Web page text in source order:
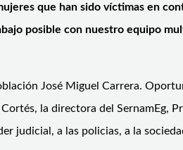
que han sido víctimas en
posible con nuestro equipo
José Miguel Carrera.
la directora del SernamEg,
judicial, a las policias, a la